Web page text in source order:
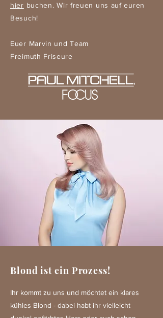
hier buchen. Wir freuen uns auf euren
Besuch!
Euer Marvin und Team
Freimuth Friseure
Blond ist ein Prozess!
Ihr kommt zu uns und möchtet ein klares
kühles Blond - dabei habt ihr vielleicht